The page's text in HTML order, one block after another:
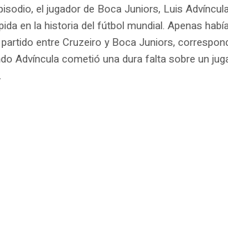
el jugador de Boca Juniors, Luis
en la historia del fútbol mundial. Apenas
entre Cruzeiro y Boca Juniors,
Advíncula cometió una dura falta sobre un